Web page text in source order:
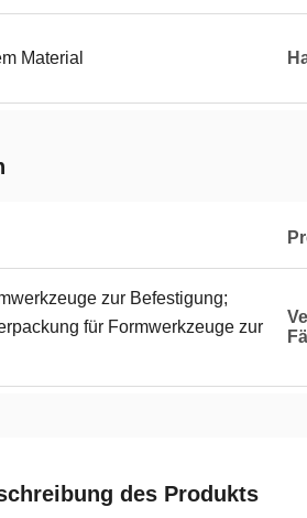
Material
zur Befestigung;
für Formwerkzeuge zur
des Produkts